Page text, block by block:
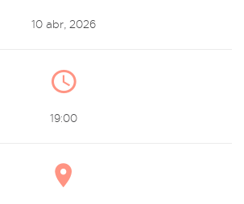
10 abr, 2026
19:00